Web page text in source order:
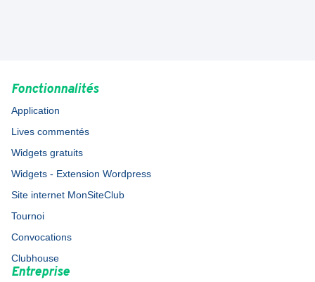
Fonctionnalités
Application
Lives commentés
Widgets gratuits
Widgets - Extension Wordpress
Site internet MonSiteClub
Tournoi
Convocations
Clubhouse
Entreprise